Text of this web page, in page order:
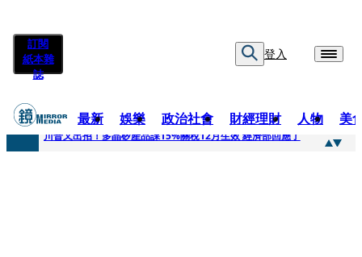
訂閱
紙本雜
誌
登入
最新 娛樂 政治社會 財經理財 人物 美
快訊
川普又出招！多晶矽產品課15%關稅12月生效 經濟部回應了